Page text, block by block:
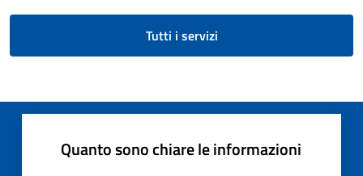
Tutti i servizi
Quanto sono chiare le informazioni